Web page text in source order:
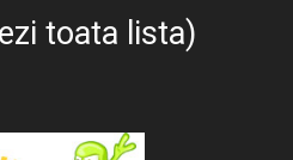
toata lista)